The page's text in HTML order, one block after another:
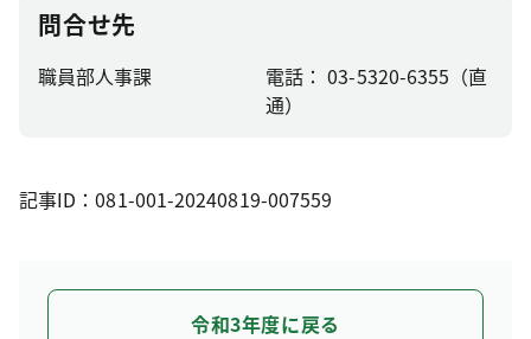
問合せ先
職員部人事課
電話： 03-5320-6355（直
通）
記事ID：081-001-20240819-007559
令和3年度に戻る